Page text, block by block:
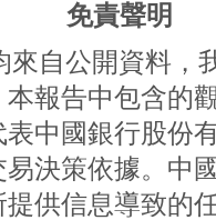
免責聲明
來自公開資料，
報告中包含的
中國銀行股份
決策依據。中
供信息導致的